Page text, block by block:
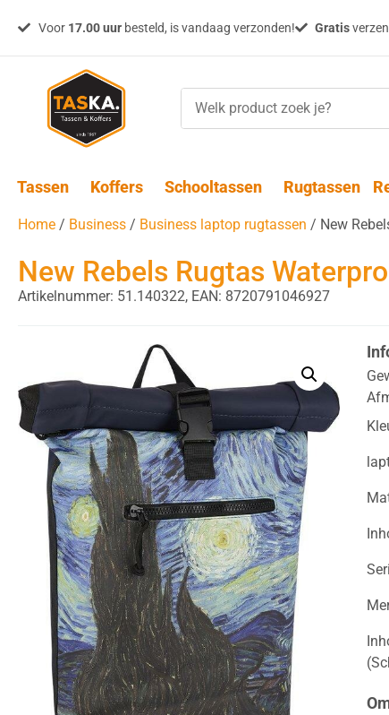
Voor 17.00 uurbesteld, is vandaag verzonden! Gratis
Tassen Koffers Schooltassen Rugtassen
Home / Business / Business laptop rugtassen / New
New Rebels Rugtas
Artikelnummer: 51.140322, EAN: 8720791046927